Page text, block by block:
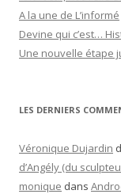
A la une de L’informé
Devine qui c’est…
Une nouvelle étape
LES DERNIERS
Véronique Dujardin
d’Angély (du
monique dans